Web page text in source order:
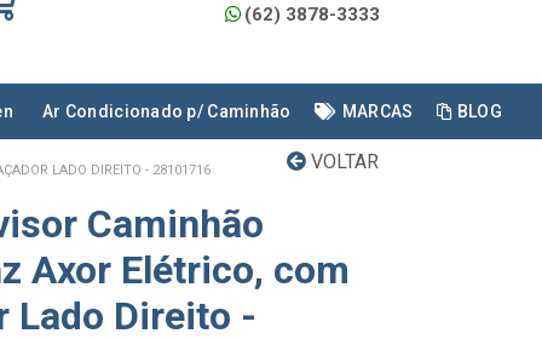
(62) 3878-3333
Ar Condicionado p/ Caminhão MARCAS BLOG
VOLTAR
LADO DIREITO - 28101716
Caminhão
Axor Elétrico, com
Lado Direito -